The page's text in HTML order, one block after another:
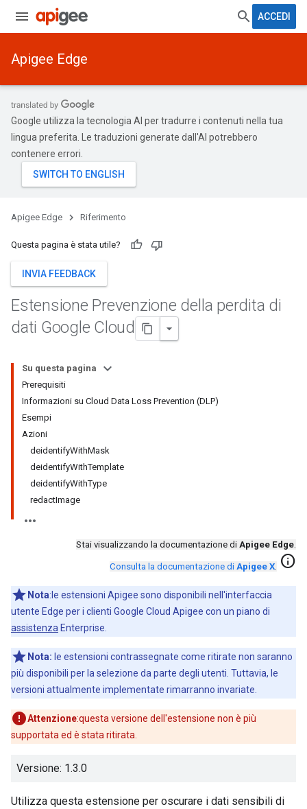
ACCEDI
Apigee Edge
Google utilizza la tecnologia AI per tradurre i contenuti nella tua
lingua preferita. Le traduzioni generate dall'AI potrebbero
contenere errori.
Apigee Edge Riferimento
Questa pagina è stata utile?
INVIA FEEDBACK
Estensione Prevenzione della perdita di
dati Google Cloud
Su questa pagina
Prerequisiti
Informazioni su Cloud Data Loss Prevention (DLP)
Esempi
Azioni
deidentifyWithMask
deidentifyWithTemplate
deidentifyWithType
redactImage
Stai visualizzando la documentazione di Apigee Edge.
Consulta la documentazione di Apigee X. info
Nota:le estensioni Apigee sono disponibili nell'interfaccia
utente Edge per i clienti Google Cloud Apigee con un piano di
assistenza Enterprise.
Nota: le estensioni contrassegnate come ritirate non saranno
più disponibili per la selezione da parte degli utenti. Tuttavia, le
versioni attualmente implementate rimarranno invariate.
Attenzione:questa versione dell'estensione non è più
supportata ed è stata ritirata.
Versione: 1.3.0
Utilizza questa estensione per oscurare i dati sensibili di